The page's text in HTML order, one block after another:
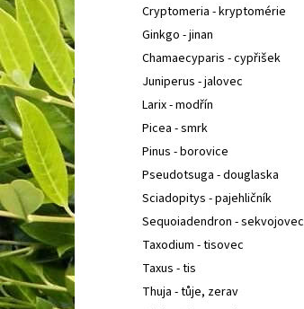
Cryptomeria - kryptomérie
Ginkgo - jinan
Chamaecyparis - cypřišek
Juniperus - jalovec
Larix - modřín
Picea - smrk
Pinus - borovice
Pseudotsuga - douglaska
Sciadopitys - pajehličník
Sequoiadendron - sekvojovec
Taxodium - tisovec
Taxus - tis
Thuja - tůje, zerav